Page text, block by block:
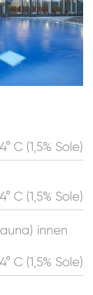
Vorwärts
C (1,5% Sole)
C (1,5% Sole)
innen
C (1,5% Sole)